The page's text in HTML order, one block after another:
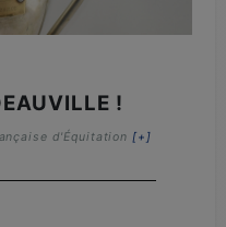
!
d'Équitation [+]